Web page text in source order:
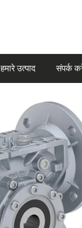
हमारे उत्पाद संपर्क